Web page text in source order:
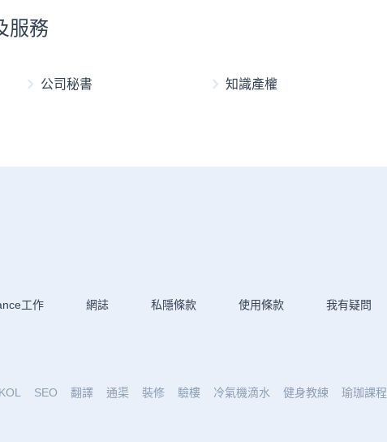
服務
公司秘書 知識產權
工作 網誌 私隱條款 使用條款 我有疑問
KOL SEO 翻譯 通渠 裝修 驗樓 冷氣機滴水 健身教練 瑜珈課程